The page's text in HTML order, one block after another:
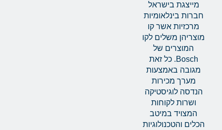
מייצגת בישראל
חברות בינלאומיות
מרכזיות אשר קו
מוצריהן משלים לקו
המוצרים של
Bosch. כל זאת
מגובה באמצעות
מערך מכירות
הנדסה לוגיסטיקה
ושרות לקוחות
המצויד במיטב
הכלים והטכנולוגיות